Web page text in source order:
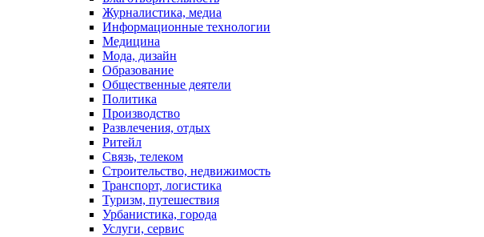
Журналистика, медиа
Информационные технологии
Медицина
Мода, дизайн
Образование
Общественные деятели
Политика
Производство
Развлечения, отдых
Ритейл
Связь, телеком
Строительство, недвижимость
Транспорт, логистика
Туризм, путешествия
Урбанистика, города
Услуги, сервис